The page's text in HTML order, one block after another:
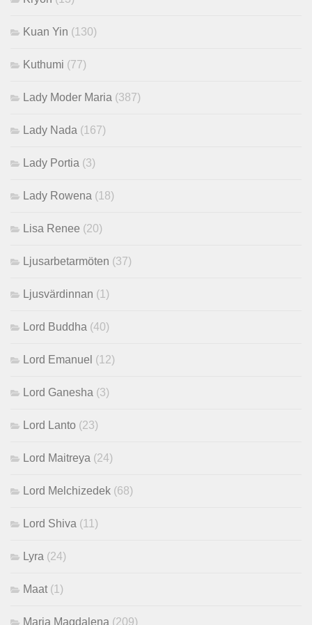
Kuan Yin (130)
Kuthumi (77)
Lady Moder Maria (387)
Lady Nada (167)
Lady Portia (3)
Lady Rowena (18)
Lisa Renee (20)
Ljusarbetarmöten (37)
Ljusvärdinnan (1)
Lord Buddha (40)
Lord Emanuel (12)
Lord Ganesha (3)
Lord Lanto (23)
Lord Maitreya (24)
Lord Melchizedek (68)
Lord Shiva (11)
Lyra (24)
Maat (1)
Maria Magdalena (209)